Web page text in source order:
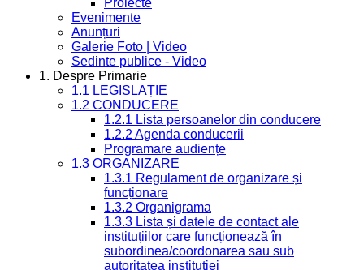
Proiecte
Evenimente
Anunțuri
Galerie Foto | Video
Sedinte publice - Video
1. Despre Primarie
1.1 LEGISLAȚIE
1.2 CONDUCERE
1.2.1 Lista persoanelor din conducere
1.2.2 Agenda conducerii
Programare audiențe
1.3 ORGANIZARE
1.3.1 Regulament de organizare și
funcționare
1.3.2 Organigrama
1.3.3 Lista și datele de contact ale
instituțiilor care funcționează în
subordinea/coordonarea sau sub
autoritatea instituției